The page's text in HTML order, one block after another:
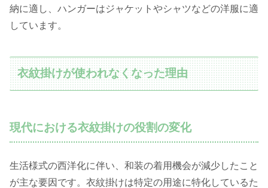
納に適し、ハンガーはジャケットやシャツなどの洋服に適
しています。
衣紋掛けが使われなくなった理由
現代における衣紋掛けの役割の変化
生活様式の西洋化に伴い、和装の着用機会が減少したこと
が主な要因です。衣紋掛けは特定の用途に特化しているた